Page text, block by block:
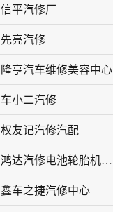
信平汽修厂
先亮汽修
隆亨汽车维修美容中心
车小二汽修
权友记汽修汽配
鸿达汽修电池轮胎机油店
鑫车之捷汽修中心